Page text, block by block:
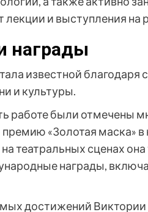
лекции и выступления на
награды
известной
и культуры.
работе были отмечены
«Золотая маска»
театральных сценах
награды,
достижений Виктории